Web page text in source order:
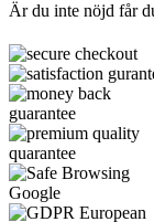
Är du inte nöjd får